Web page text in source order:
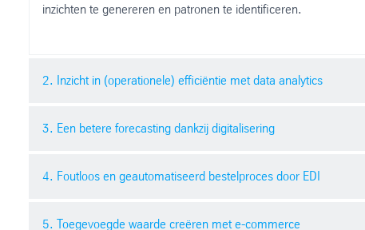
inzichten te genereren en patronen te identificeren.
2. Inzicht in (operationele) efficiëntie met data analytics
De belangrijkste doelstelling van digitale transformatie is het
machines op de eigenschappen van het materiaal.
de basis gelegd vooreen efficiëntere indeling, controle en
3. Een betere forecasting dankzij digitalisering
Door digitalisatie kunnen er in elk deel van de supply chain
bestellingen
, waardoor je minder voorraad
4. Foutloos en geautomatiseerd bestelproces door EDI
De arbeidsmarkt gaat fors veranderen de komende jaren. De
5. Toegevoegde waarde creëren met e-commerce